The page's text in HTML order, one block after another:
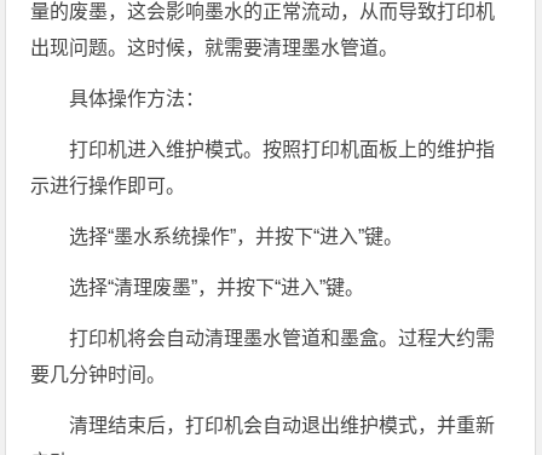
量的废墨，这会影响墨水的正常流动，从而导致打印机
出现问题。这时候，就需要清理墨水管道。
具体操作方法：
打印机进入维护模式。按照打印机面板上的维护指
示进行操作即可。
选择“墨水系统操作”，并按下“进入”键。
选择“清理废墨”，并按下“进入”键。
打印机将会自动清理墨水管道和墨盒。过程大约需
要几分钟时间。
清理结束后，打印机会自动退出维护模式，并重新